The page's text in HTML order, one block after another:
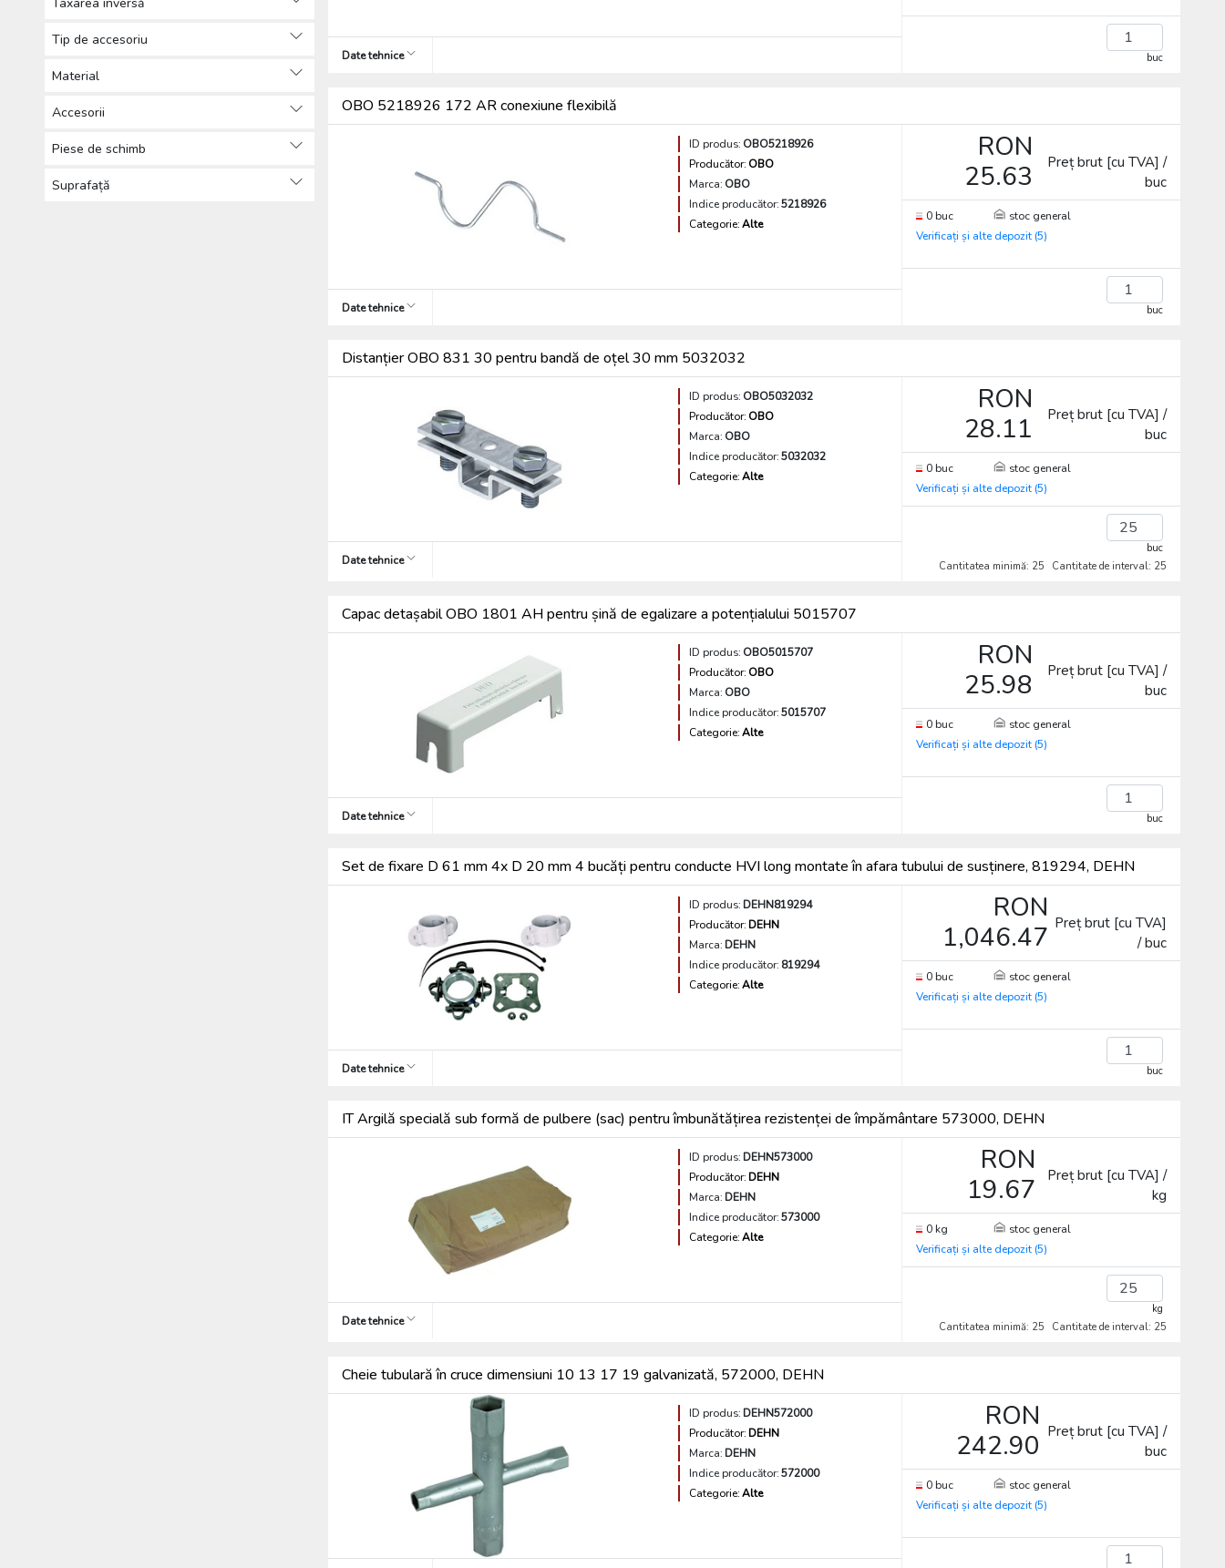
Produse de protecția muncii,
Scule (2270)
Tip de accesoriu
Material
Accesorii
Piese de schimb
Suprafață
Date tehnice buc
OBO 5218926 172 AR conexiune flexibilă
ID produs: OBO5218926
Producător: OBO
Marca: OBO
Indice producător: 5218926
Categorie: Alte
Date tehnice
RON
25.63
Preț brut [cu TVA] /
buc
0 buc
stoc general
Verificați și alte depozit (5)
buc
Distanțier OBO 831 30 pentru bandă de oțel 30 mm 5032032
ID produs: OBO5032032
Producător: OBO
Marca: OBO
Indice producător: 5032032
Categorie: Alte
Date tehnice
RON
28.11
Preț brut [cu TVA] /
buc
0 buc
stoc general
Verificați și alte depozit (5)
buc
Cantitatea minimă: 25
Cantitate de interval: 25
Capac detașabil OBO 1801 AH pentru șină de egalizare a potențialului 5015707
ID produs: OBO5015707
Producător: OBO
Marca: OBO
Indice producător: 5015707
Categorie: Alte
Date tehnice
RON
25.98
Preț brut [cu TVA] /
buc
0 buc
stoc general
Verificați și alte depozit (5)
buc
Set de fixare D 61 mm 4x D 20 mm 4 bucăți pentru conducte HVI long montate în afara tubului de susținere, 819294, DEHN
ID produs: DEHN819294
Producător: DEHN
Marca: DEHN
Indice producător: 819294
Categorie: Alte
Date tehnice
RON
1,046.47 Preț brut [cu TVA]
/ buc
0 buc
stoc general
Verificați și alte depozit (5)
buc
IT Argilă specială sub formă de pulbere (sac) pentru îmbunătățirea rezistenței de împământare 573000, DEHN
ID produs: DEHN573000
Producător: DEHN
Marca: DEHN
Indice producător: 573000
Categorie: Alte
Date tehnice
RON
19.67
Preț brut [cu TVA] /
kg
0 kg
stoc general
Verificați și alte depozit (5)
kg
Cantitatea minimă: 25
Cantitate de interval: 25
Cheie tubulară în cruce dimensiuni 10 13 17 19 galvanizată, 572000, DEHN
ID produs: DEHN572000
Producător: DEHN
Marca: DEHN
Indice producător: 572000
Categorie: Alte
RON
242.90 Preț brut [cu TVA] /
buc
0 buc
stoc general
Verificați și alte depozit (5)